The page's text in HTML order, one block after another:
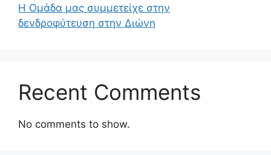
Η Ομάδα μας συμμετείχε στην
δενδροφύτευση στην Διώνη
Recent Comments
No comments to show.